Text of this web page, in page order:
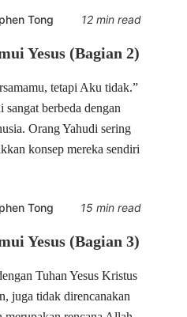
Tong 12 min read
Yesus (Bagian 2)
tetapi Aku tidak.”
sangat berbeda dengan
Orang Yahudi sering
konsep mereka sendiri
Tong 15 min read
Yesus (Bagian 3)
Tuhan Yesus Kristus
juga tidak direncanakan